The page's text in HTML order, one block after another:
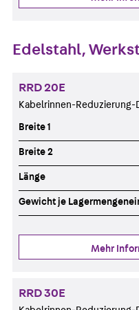
Edelstahl,
RRD 20E
Kabelrinnen-Reduzierung-
Breite 1
Breite 2
Länge
Gewicht je
Mehr
RRD 30E